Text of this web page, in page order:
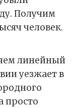
Получим
человек.
линейный
уезжает в
просто